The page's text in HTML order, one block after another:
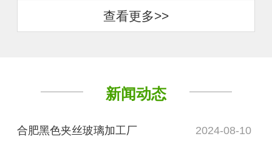
查看更多>>
新闻动态
合肥黑色夹丝玻璃加工厂 2024-08-10